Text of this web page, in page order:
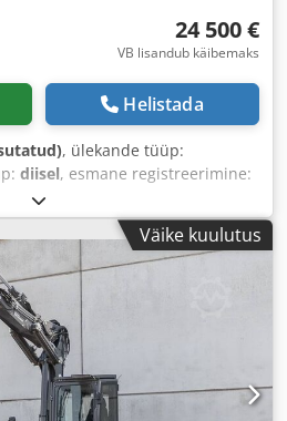
24 500 €
VB lisandub käibemaks
Helistada
, ülekande tüüp:
diisel, esmane registreerimine:
, töötunnid:
Väike kuulutus